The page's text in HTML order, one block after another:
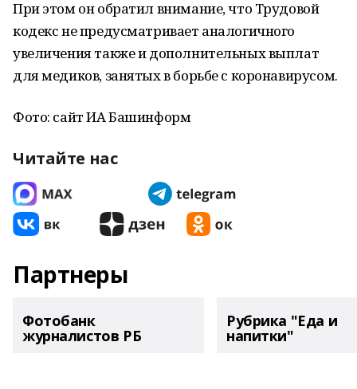
При этом он обратил внимание, что Трудовой
кодекс не предусматривает аналогичного
увеличения также и дополнительных выплат
для медиков, занятых в борьбе с коронавирусом.
Фото: сайт ИА Башинформ
Читайте нас
Партнеры
Фотобанк
журналистов РБ
Рубрика "Еда и
напитки"